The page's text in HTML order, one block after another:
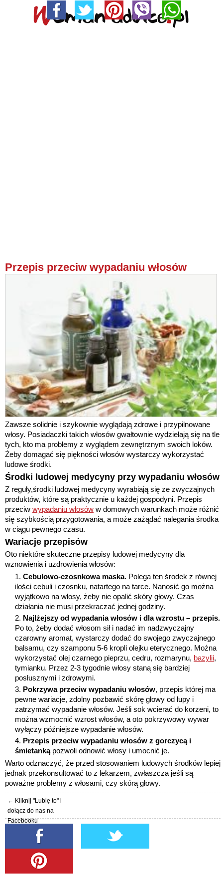
Przepis przeciw wypadaniu włosów
Zawsze solidnie i szykownie wyglądają zdrowe i przypilnowane
włosy. Posiadaczki takich włosów gwałtownie wydzielają się na tle
tych, kto ma problemy z wyglądem zewnętrznym swoich loków.
Żeby domagać się piękności włosów wystarczy wykorzystać
ludowe środki.
Środki ludowej medycyny przy wypadaniu włosów
Z reguły,środki ludowej medycyny wyrabiają się ze zwyczajnych
produktów, które są praktycznie u każdej gospodyni. Przepis
przeciw wypadaniu włosów w domowych warunkach może różnić
się szybkością przygotowania, a może zażądać nalegania środka
w ciągu pewnego czasu.
Wariacje przepisów
Oto niektóre skuteczne przepisy ludowej medycyny dla
wznowienia i uzdrowienia włosów:
Cebulowo-czosnkowa maska. Polega ten środek z równej
ilości cebuli i czosnku, natartego na tarce. Nanosić go można
wyjątkowo na włosy, żeby nie opalić skóry głowy. Czas
działania nie musi przekraczać jednej godziny.
Najlżejszy od wypadania włosów i dla wzrostu – przepis.
Po to, żeby dodać włosom sił i nadać im nadzwyczajny
czarowny aromat, wystarczy dodać do swojego zwyczajnego
balsamu, czy szamponu 5-6 kropli olejku eterycznego. Można
wykorzystać olej czarnego pieprzu, cedru, rozmarynu, bazylii,
tymianku. Przez 2-3 tygodnie włosy staną się bardziej
posłusznymi i zdrowymi.
Pokrzywa przeciw wypadaniu włosów, przepis której ma
pewne wariacje, zdolny pozbawić skórę głowy od łupy i
zatrzymać wypadanie włosów. Jeśli sok wcierać do korzeni, to
można wzmocnić wzrost włosów, a oto pokrzywowy wywar
wyłączy późniejsze wypadanie włosów.
Przepis przeciw wypadaniu włosów z gorczycą i
śmietankąpozwoli odnowić włosy i umocnić je.
Warto odznaczyć, że przed stosowaniem ludowych środków lepiej
jednak przekonsultować to z lekarzem, zwłaszcza jeśli są
poważne problemy z włosami, czy skórą głowy.
← Kliknij "Lubię to" i
dołącz do nas na
Facebooku